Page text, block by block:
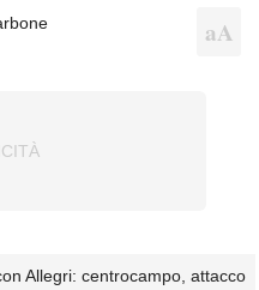
Allegri: centrocampo, attacco